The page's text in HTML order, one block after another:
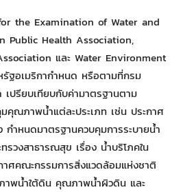
the Examination of Water and
Public Health Association,
และ Water Environment
ฐอเมริกากำหนด หรือตามที่กรม
ปรียบเทียบกับค่ามาตรฐานตาม
คุณภาพน้ำแต่ละประเภท เช่น ประกาศ
กำหนดมาตรฐานควบคุมการระบายน้ำ
รวงสาธารณสุข เรื่อง น้ำบริโภคใน
ศคณะกรรมการสิ่งแวดล้อมแห่งชาติ
าพน้ำใต้ดิน คุณภาพน้ำผิวดิน และ